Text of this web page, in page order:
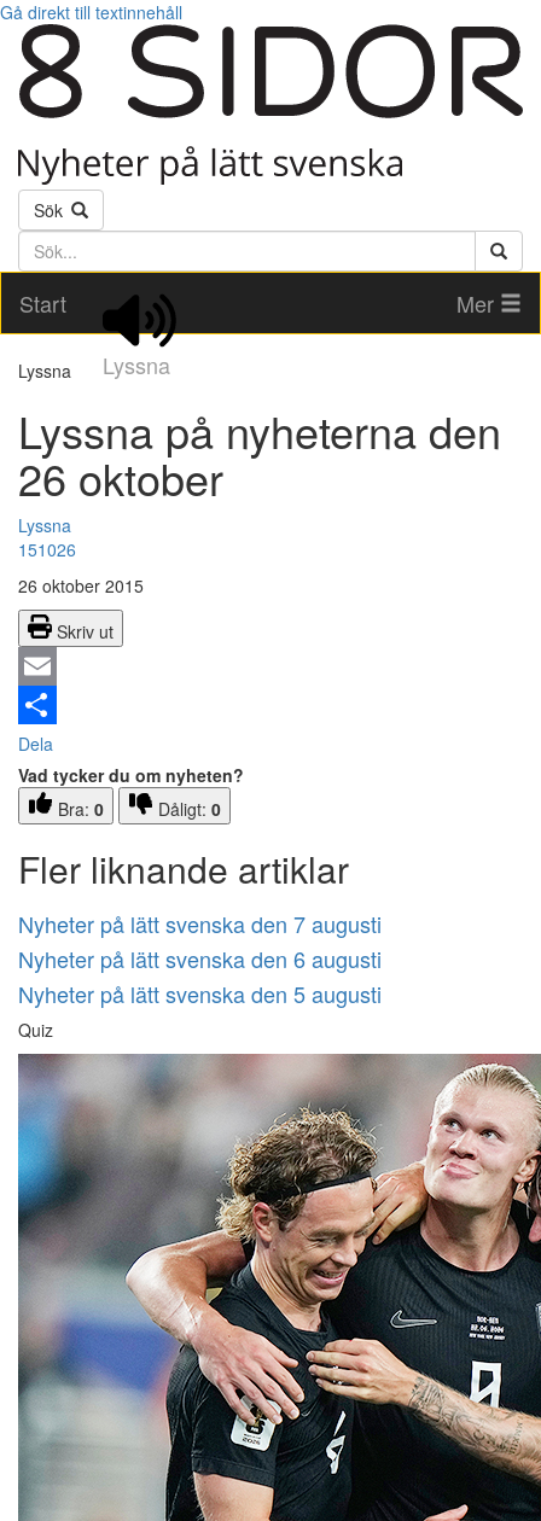
Gå direkt till textinnehåll
Sök
Söktext
Start
Lyssna
Mer
Lyssna
Lyssna på nyheterna den
26 oktober
Lyssna
151026
26 oktober 2015
Skriv ut
Email
Dela
Vad tycker du om nyheten?
Bra: 0 Dåligt: 0
Fler liknande artiklar
Nyheter på lätt svenska den 7 augusti
Nyheter på lätt svenska den 6 augusti
Nyheter på lätt svenska den 5 augusti
Quiz